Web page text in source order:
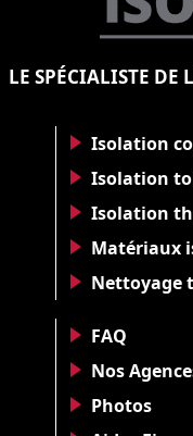
LE SPÉCIALISTE
Isolation
Isolation
Isolation
Matériaux
Nettoyage
FAQ
Nos
Photos